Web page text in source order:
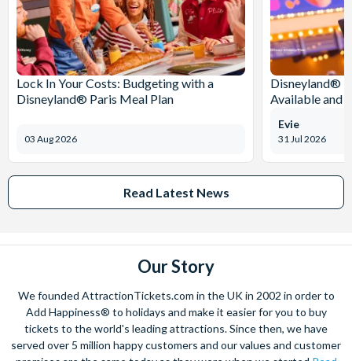
Lock In Your Costs: Budgeting with a
Disneyland® Paris Meal Plan
03 Aug 2026
Disneyland®
Available and
31 Jul 2026
Evie
Read Latest News
Our Story
We founded AttractionTickets.com in the UK in 2002 in order to
Add Happiness® to holidays and make it easier for you to buy
tickets to the world's leading attractions. Since then, we have
served over 5 million happy customers and our values and customer